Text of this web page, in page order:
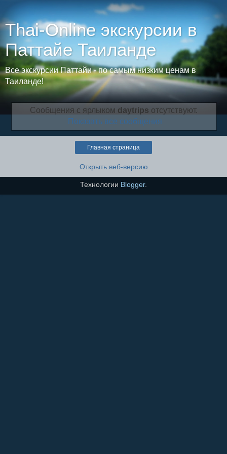
Thai-Online экскурсии в
Паттайе Таиланде
Все экскурсии Паттайи - по самым низким ценам в
Таиланде!
Сообщения с ярлыком daytrips отсутствуют.
Показать все сообщения
Главная страница
Открыть веб-версию
Технологии Blogger.